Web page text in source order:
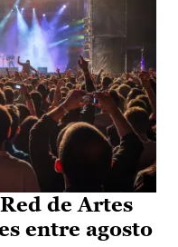
de Artes
entre agosto